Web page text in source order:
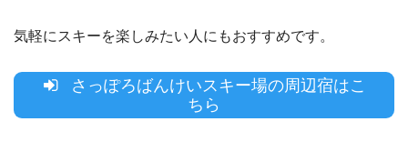
気軽にスキーを楽しみたい人にもおすすめです。
さっぽろばんけいスキー場の周辺宿はこ
ちら